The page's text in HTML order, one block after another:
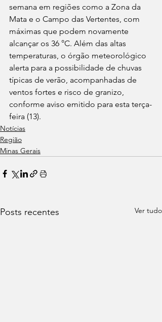
semana em regiões como a Zona da
Mata e o Campo das Vertentes, com
máximas que podem novamente
alcançar os 36 °C. Além das altas
temperaturas, o órgão meteorológico
alerta para a possibilidade de chuvas
típicas de verão, acompanhadas de
ventos fortes e risco de granizo,
conforme aviso emitido para esta terça-
feira (13).
Notícias
Região
Minas Gerais
Posts recentes Ver tudo